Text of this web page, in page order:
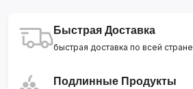
Быстрая Доставка
быстрая доставка по всей стране
Подлинные Продукты